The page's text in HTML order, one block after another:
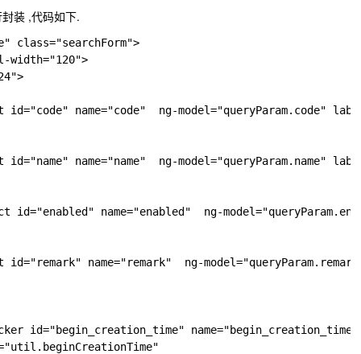
装 ,代码如下.
class="searchForm">
width="120">
id="code" name="code"  ng-model="queryParam.code"
id="name" name="name"  ng-model="queryParam.name"
id="enabled" name="enabled"  ng-
id="remark" name="remark"  ng-
id="begin_creation_time"